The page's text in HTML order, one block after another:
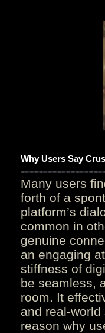
Why Users Say
Many users
forth of a
platform’s
common in
genuine
an engaging
stiffness of
be seamless,
room. It
and real-
reason why